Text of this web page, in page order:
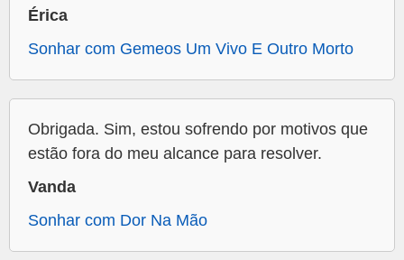
Érica
Sonhar com Gemeos Um Vivo E Outro Morto
Obrigada. Sim, estou sofrendo por motivos que
estão fora do meu alcance para resolver.
Vanda
Sonhar com Dor Na Mão